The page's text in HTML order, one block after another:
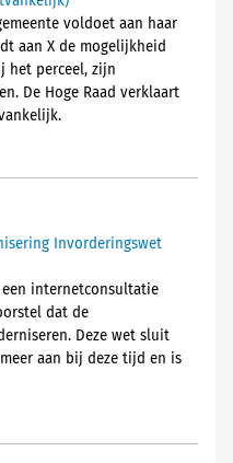
voldoet aan haar
aan X de mogelijkheid
het perceel, zijn
De Hoge Raad verklaart
Invorderingswet
internetconsultatie
dat de
Deze wet sluit
aan bij deze tijd en is